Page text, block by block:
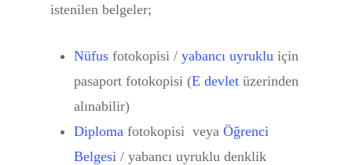
istenilen belgeler;
Nüfus fotokopisi / yabancı uyruklu için
pasaport fotokopisi (E devlet üzerinden
alınabilir)
Diploma fotokopisi veya Öğrenci
Belgesi / yabancı uyruklu denklik
Moda Tasarım
PROGRAMI
Programı